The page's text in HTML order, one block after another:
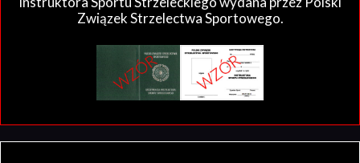
Związek Strzelectwa Sportowego.